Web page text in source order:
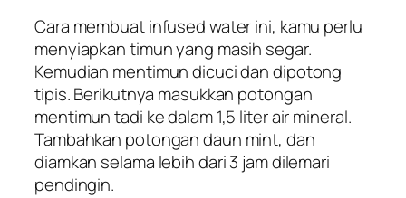
Cara membuat infused water ini, kamu perlu
menyiapkan timun yang masih segar.
Kemudian mentimun dicuci dan dipotong
tipis. Berikutnya masukkan potongan
mentimun tadi ke dalam 1,5 liter air mineral.
Tambahkan potongan daun mint, dan
diamkan selama lebih dari 3 jam dilemari
pendingin.